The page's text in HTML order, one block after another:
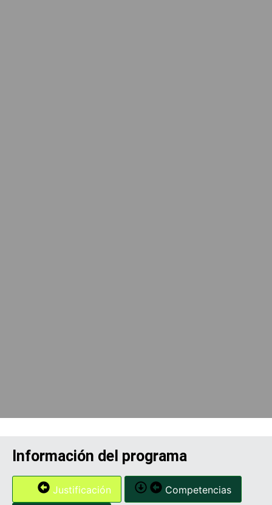
Información del programa
Justificación Competencias